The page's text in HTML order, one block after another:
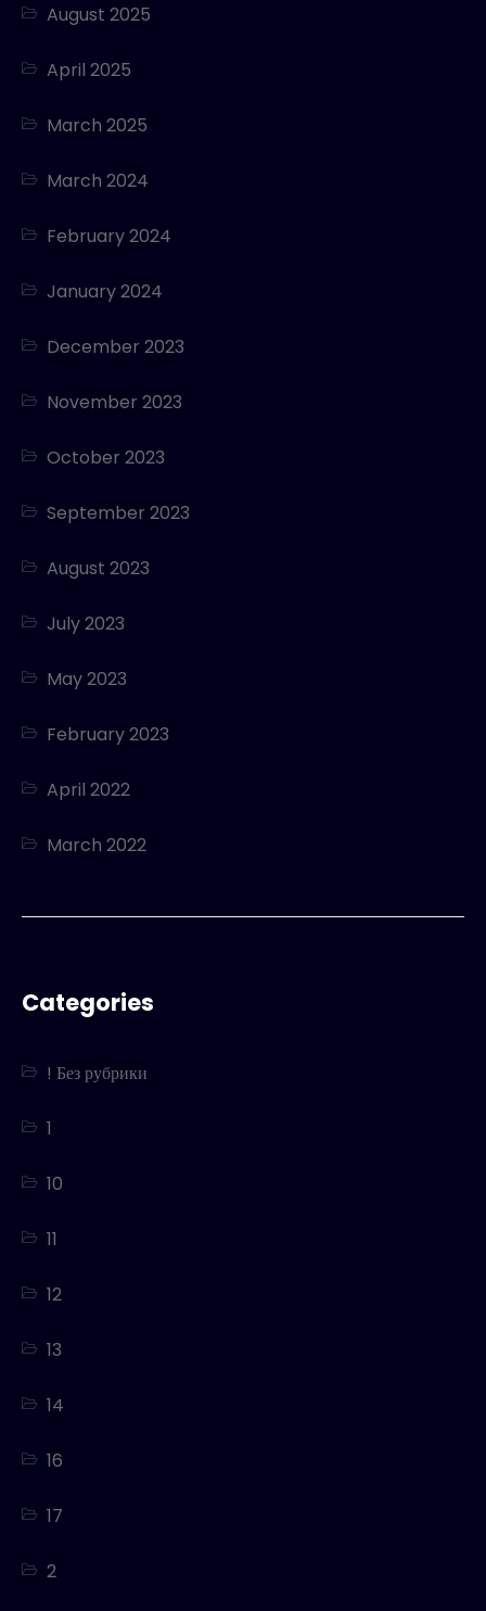
August 2025
April 2025
March 2025
March 2024
February 2024
January 2024
December 2023
November 2023
October 2023
September 2023
August 2023
July 2023
May 2023
February 2023
April 2022
March 2022
Categories
! Без рубрики
1
10
11
12
13
14
16
17
2